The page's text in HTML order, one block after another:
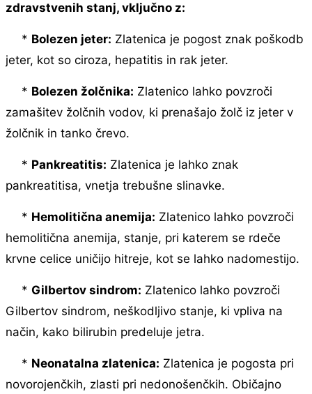
zdravstvenih stanj, vključno z:
* Bolezen jeter: Zlatenica je pogost znak poškodb
jeter, kot so ciroza, hepatitis in rak jeter.
* Bolezen žolčnika: Zlatenico lahko povzroči
zamašitev žolčnih vodov, ki prenašajo žolč iz jeter v
žolčnik in tanko črevo.
* Pankreatitis: Zlatenica je lahko znak
pankreatitisa, vnetja trebušne slinavke.
* Hemolitična anemija: Zlatenico lahko povzroči
hemolitična anemija, stanje, pri katerem se rdeče
krvne celice uničijo hitreje, kot se lahko nadomestijo.
* Gilbertov sindrom: Zlatenico lahko povzroči
Gilbertov sindrom, neškodljivo stanje, ki vpliva na
način, kako bilirubin predeluje jetra.
* Neonatalna zlatenica: Zlatenica je pogosta pri
novorojenčkih, zlasti pri nedonošenčkih. Običajno